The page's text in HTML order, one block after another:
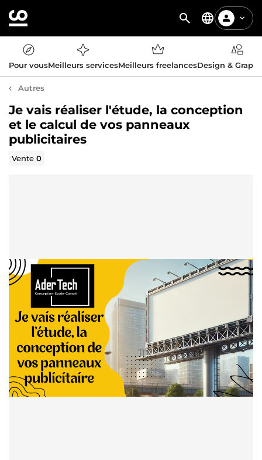
Pour vousMeilleurs servicesMeilleurs freelancesDesign &
Autres
Je vais réaliser l'étude, la conception
et le calcul de vos panneaux
publicitaires
Vente0